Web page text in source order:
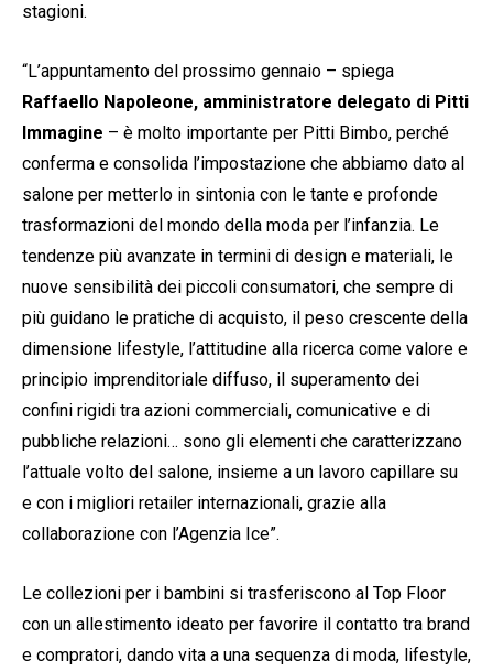
stagioni.
“L’appuntamento del prossimo gennaio – spiega
Raffaello Napoleone, amministratore delegato di Pitti
Immagine – è molto importante per Pitti Bimbo, perché
conferma e consolida l’impostazione che abbiamo dato al
salone per metterlo in sintonia con le tante e profonde
trasformazioni del mondo della moda per l’infanzia. Le
tendenze più avanzate in termini di design e materiali, le
nuove sensibilità dei piccoli consumatori, che sempre di
più guidano le pratiche di acquisto, il peso crescente della
dimensione lifestyle, l’attitudine alla ricerca come valore e
principio imprenditoriale diffuso, il superamento dei
confini rigidi tra azioni commerciali, comunicative e di
pubbliche relazioni… sono gli elementi che caratterizzano
l’attuale volto del salone, insieme a un lavoro capillare su
e con i migliori retailer internazionali, grazie alla
collaborazione con l’Agenzia Ice”.
Le collezioni per i bambini si trasferiscono al Top Floor
con un allestimento ideato per favorire il contatto tra brand
e compratori, dando vita a una sequenza di moda, lifestyle,